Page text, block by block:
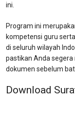
ini.
Program ini
kompetensi guru
di seluruh wilayah
pastikan Anda
dokumen sebelum
Download